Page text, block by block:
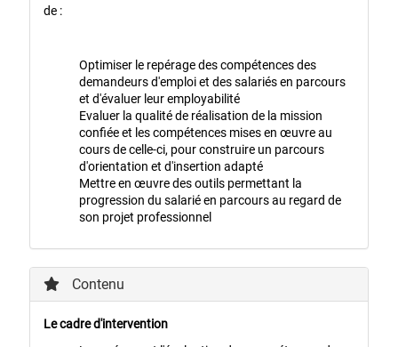
de :
Optimiser le repérage des compétences des
demandeurs d'emploi et des salariés en parcours
et d'évaluer leur employabilité
Evaluer la qualité de réalisation de la mission
confiée et les compétences mises en œuvre au
cours de celle-ci, pour construire un parcours
d'orientation et d'insertion adapté
Mettre en œuvre des outils permettant la
progression du salarié en parcours au regard de
son projet professionnel
Contenu
Le cadre d'intervention